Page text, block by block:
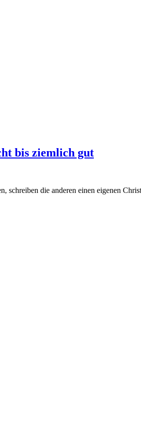
bis ziemlich gut
schreiben die anderen einen eigenen